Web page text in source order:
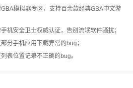
模拟器专区，支持百余款经典GBA中文游
机安全卫士权威认证，告别流氓软件骚扰；
分手机应用下载异常的bug；
表位置记录不正确的bug。